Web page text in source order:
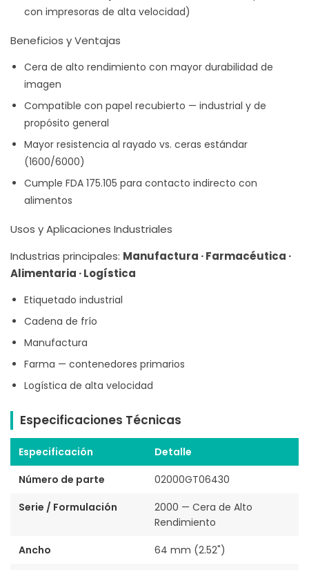
con impresoras de alta velocidad)
Beneficios y Ventajas
Cera de alto rendimiento con mayor durabilidad de
imagen
Compatible con papel recubierto — industrial y de
propósito general
Mayor resistencia al rayado vs. ceras estándar
(1600/6000)
Cumple FDA 175.105 para contacto indirecto con
alimentos
Usos y Aplicaciones Industriales
Industrias principales: Manufactura · Farmacéutica ·
Alimentaria · Logística
Etiquetado industrial
Cadena de frío
Manufactura
Farma — contenedores primarios
Logística de alta velocidad
Especificaciones Técnicas
Especificación
Detalle
Número de parte
02000GT06430
Serie / Formulación
2000 — Cera de Alto
Rendimiento
Ancho
64 mm (2.52")